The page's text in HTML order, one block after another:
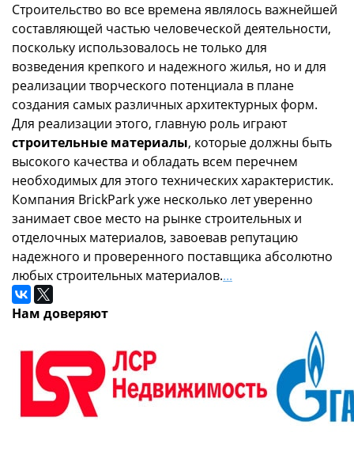
Строительство во все времена являлось важнейшей
составляющей частью человеческой деятельности,
поскольку использовалось не только для
возведения крепкого и надежного жилья, но и для
реализации творческого потенциала в плане
создания самых различных архитектурных форм.
Для реализации этого, главную роль играют
строительные материалы, которые должны быть
высокого качества и обладать всем перечнем
необходимых для этого технических характеристик.
Компания BrickPark уже несколько лет уверенно
занимает свое место на рынке строительных и
отделочных материалов, завоевав репутацию
надежного и проверенного поставщика абсолютно
любых строительных материалов....
Нам доверяют